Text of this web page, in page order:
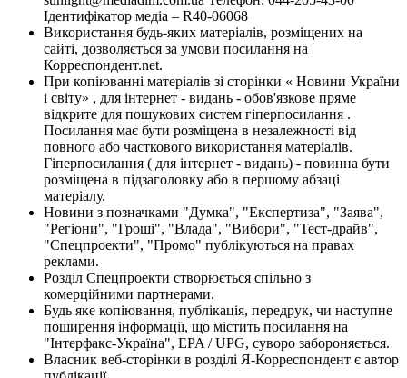
Ідентифікатор медіа – R40-06068
Використання будь-яких матеріалів, розміщених на
сайті, дозволяється за умови посилання на
Корреспондент.net.
При копіюванні матеріалів зі сторінки « Новини України
і світу» , для інтернет - видань - обов'язкове пряме
відкрите для пошукових систем гіперпосилання .
Посилання має бути розміщена в незалежності від
повного або часткового використання матеріалів.
Гіперпосилання ( для інтернет - видань) - повинна бути
розміщена в підзаголовку або в першому абзаці
матеріалу.
Новини з позначками "Думка", "Експертиза", "Заява",
"Регіони", "Гроші", "Влада", "Вибори", "Тест-драйв",
"Спецпроекти", "Промо" публікуються на правах
реклами.
Розділ Спецпроекти створюється спільно з
комерційними партнерами.
Будь яке копіювання, публікація, передрук, чи наступне
поширення інформації, що містить посилання на
"Інтерфакс-Україна", EPA / UPG, суворо забороняється.
Власник веб-сторінки в розділі Я-Корреспондент є автор